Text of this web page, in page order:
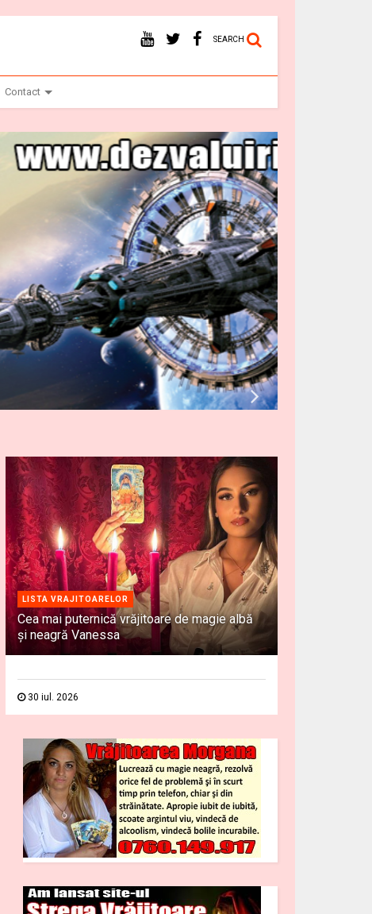
SEARCH
Contact
LISTA VRAJITOARELOR
Cea mai puternică vrăjitoare de magie albă
și neagră Vanessa
30 iul. 2026